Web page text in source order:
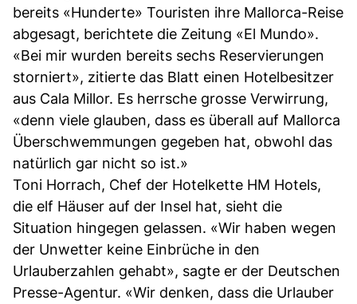
bereits «Hunderte» Touristen ihre Mallorca-Reise
abgesagt, berichtete die Zeitung «El Mundo».
«Bei mir wurden bereits sechs Reservierungen
storniert», zitierte das Blatt einen Hotelbesitzer
aus Cala Millor. Es herrsche grosse Verwirrung,
«denn viele glauben, dass es überall auf Mallorca
Überschwemmungen gegeben hat, obwohl das
natürlich gar nicht so ist.»
Toni Horrach, Chef der Hotelkette HM Hotels,
die elf Häuser auf der Insel hat, sieht die
Situation hingegen gelassen. «Wir haben wegen
der Unwetter keine Einbrüche in den
Urlauberzahlen gehabt», sagte er der Deutschen
Presse-Agentur. «Wir denken, dass die Urlauber